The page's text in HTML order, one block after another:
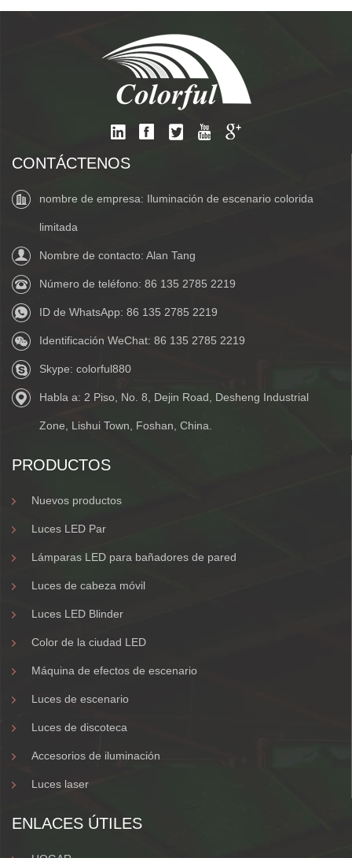
CONTÁCTENOS
nombre de empresa: Iluminación de escenario colorida
limitada
Nombre de contacto: Alan Tang
Número de teléfono: 86 135 2785 2219
ID de WhatsApp: 86 135 2785 2219
Identificación WeChat: 86 135 2785 2219
Skype: colorful880
Habla a: 2 Piso, No. 8, Dejin Road, Desheng Industrial
Zone, Lishui Town, Foshan, China.
PRODUCTOS
Nuevos productos
Luces LED Par
Lámparas LED para bañadores de pared
Luces de cabeza móvil
Luces LED Blinder
Color de la ciudad LED
Máquina de efectos de escenario
Luces de escenario
Luces de discoteca
Accesorios de iluminación
Luces laser
ENLACES ÚTILES